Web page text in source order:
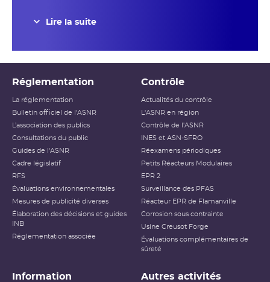
Lire la suite
Réglementation
La réglementation
Bulletin officiel de l'ASNR
L’association des publics
Consultations du public
Guides de l'ASNR
Cadre législatif
RFS
Évaluations environnementales
Mesures de publicité diverses
Élaboration des décisions et guides
INB
Réglementation associée
Contrôle
Actualités du contrôle
L'ASNR en région
Contrôle de l'ASNR
INES et ASN-SFRO
Réexamens périodiques
Petits Réacteurs Modulaires
EPR 2
Surveillance des PFAS
Réacteur EPR de Flamanville
Corrosion sous contrainte
Usine Creusot Forge
Évaluations complémentaires de
sûreté
Information Autres activités